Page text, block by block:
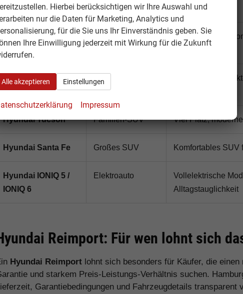
Kombi
Hyundai Bayon Kompakt-SUV
Erhöhte
Hyundai Kona
SUV
Modernes
Hyundai Tucson Familien-SUV Viel Platz,
Hyundai Santa Fe Großes SUV Komfortables
Hyundai IONIQ 5 /
IONIQ 6
Elektroauto
Vollelektrische
Alltagstauglichkeit
Reimport: Für wen lohnt sich
Hyundai Reimport lohnt sich besonders für Käufer, die
und starkem Preis-Leistungs-Verhältnis suchen.
Garantiebedingungen und Fahrzeugdetails transparent
Hierbei berücksichtigen wir Ihre Auswahl und
nur die Daten für Marketing, Analytics und
für die Sie uns Ihr Einverständnis geben. Sie
Ihre Einwilligung jederzeit mit Wirkung für die Zukunft
Alle akzeptieren Einstellungen
Impressum